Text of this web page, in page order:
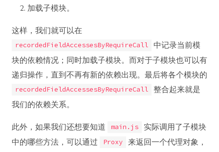
加载子模块。
这样，我们就可以在
recordedFieldAccessesByRequireCall
中记录当前模
块的依赖情况；同时加载子模块。而对于子模块也可以有
递归操作，直到不再有新的依赖出现。最后将各个模块的
recordedFieldAccessesByRequireCall
整合起来就是
我们的依赖关系。
此外，如果我们还想要知道 main.js
实际调用了子模块
中的哪些方法，可以通过
Proxy
来返回一个代理对象，